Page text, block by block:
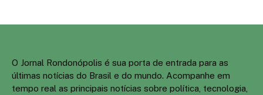
O Jornal Rondonópolis é sua porta de entrada para as
últimas notícias do Brasil e do mundo. Acompanhe em
tempo real as principais notícias sobre política, tecnologia,